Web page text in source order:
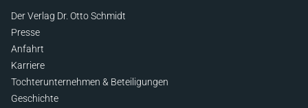
Der Verlag Dr. Otto Schmidt
Presse
Anfahrt
Karriere
Tochterunternehmen & Beteiligungen
Geschichte